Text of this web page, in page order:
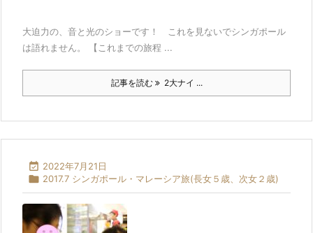
大迫力の、音と光のショーです！ これを見ないでシンガポール
は語れません。 【これまでの旅程 ...
記事を読む 2大ナイ ...
 2022年7月21日
 2017.7 シンガポール・マレーシア旅(長女５歳、次女２歳)